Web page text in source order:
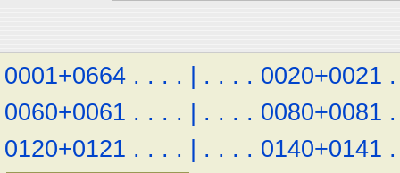
0001+0664 . . . . | . . . . 0020+0021 .
0060+0061 . . . . | . . . . 0080+0081 .
0120+0121 . . . . | . . . . 0140+0141 .